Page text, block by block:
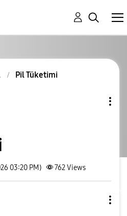
Pil Tüketimi
03:20 PM) 762Views